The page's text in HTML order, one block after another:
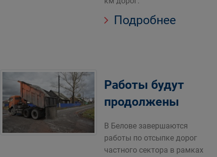
Подробнее
Работы будут
продолжены
В Белове завершаются
работы по отсыпке дорог
частного сектора в рамках